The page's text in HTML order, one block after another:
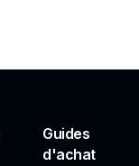
Guides
d'achat